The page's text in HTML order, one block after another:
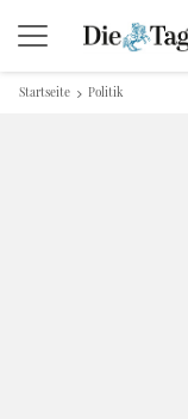
Startseite Politik